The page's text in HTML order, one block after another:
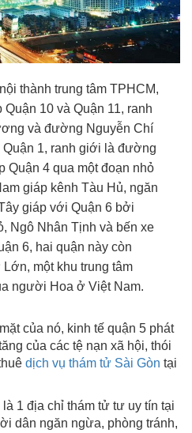
thành trung tâm TPHCM,
10 và Quận 11, ranh
và đường Nguyễn Chí
1, ranh giới là đường
Quận 4 qua một đoạn nhỏ
giáp kênh Tàu Hủ, ngăn
giáp với Quận 6 bởi
Ngô Nhân Tịnh và bến xe
6, hai quận này còn
một khu trung tâm
người Hoa ở Việt Nam.
của nó, kinh tế quận 5 phát
của các tệ nạn xã hội, thói
dịch vụ thám tử Sài Gòn tại
1 địa chỉ thám tử tư uy tín tại
dân ngăn ngừa, phòng tránh,